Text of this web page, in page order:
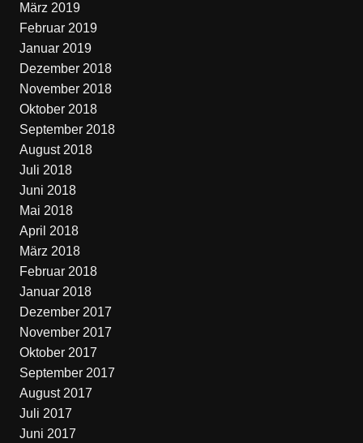
März 2019
Februar 2019
Januar 2019
Dezember 2018
November 2018
Oktober 2018
September 2018
August 2018
Juli 2018
Juni 2018
Mai 2018
April 2018
März 2018
Februar 2018
Januar 2018
Dezember 2017
November 2017
Oktober 2017
September 2017
August 2017
Juli 2017
Juni 2017